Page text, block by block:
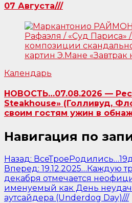
07 Августа///
Календарь
НОВОСТЬ…07.08.2026 —
Steakhouse» (Голливуд,
своим гостям ужин в
Навигация по
Назад:
Вперед: 19.12.2025…Каждую
декабря отмечается
именуемый как День
аутсайдера (Underdog Day)///